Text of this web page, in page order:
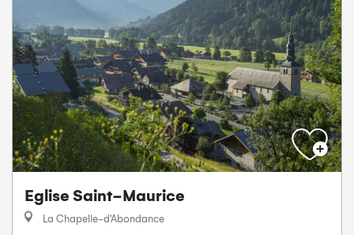
Eglise Saint-Maurice
La Chapelle-d'Abondance